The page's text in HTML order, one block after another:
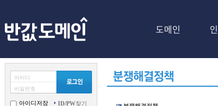
도메인
아이디
비밀번호
아이디저장 ID/PW찾기